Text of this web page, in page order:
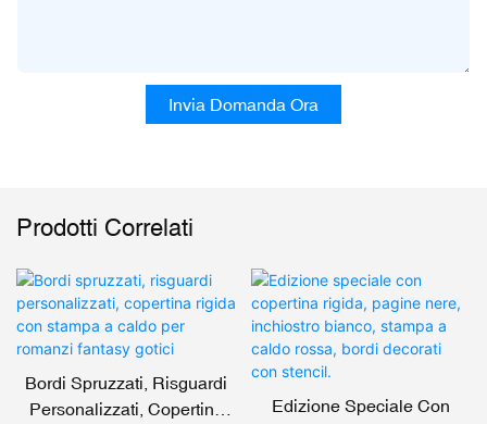
Invia Domanda Ora
Prodotti Correlati
Bordi Spruzzati, Risguardi
Personalizzati, Copertina
Edizione Speciale Con